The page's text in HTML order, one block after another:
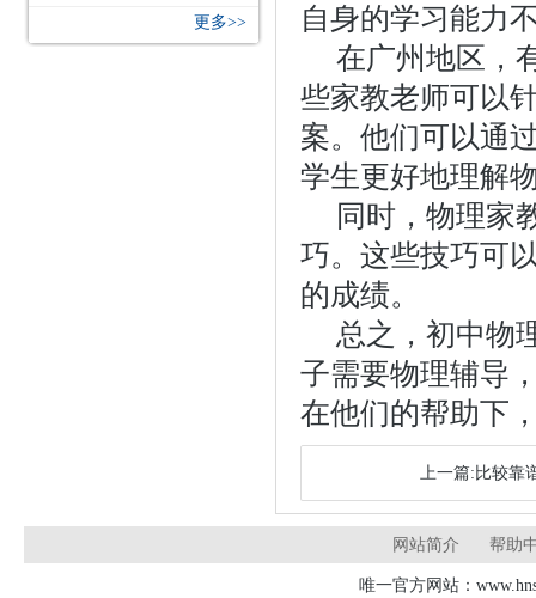
更多>>
自身的学习能力
在广州地区，
些家教老师可以
案。他们可以通
学生更好地理解
同时，物理家
巧。这些技巧可
的成绩。
总之，初中物
子需要物理辅导
在他们的帮助下
上一篇:比较靠
网站简介 帮助
唯一官方网站：